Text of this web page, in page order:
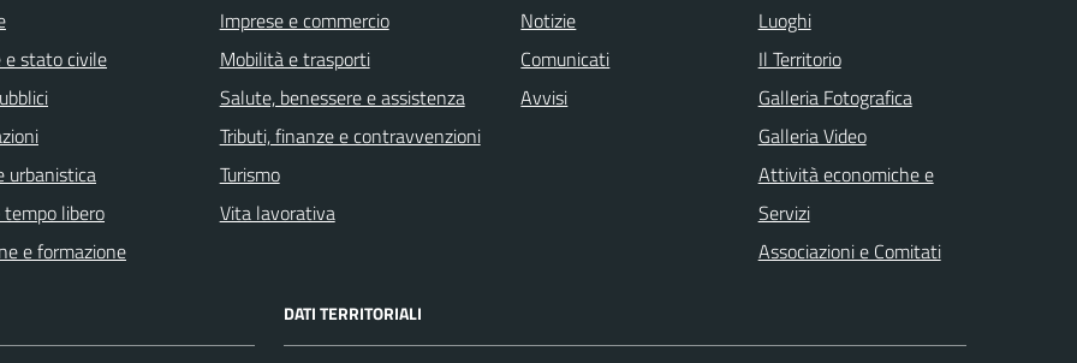
e stato civile
urbanistica
libero
e formazione
Imprese e commercio
Mobilità e trasporti
Salute, benessere e assistenza
Tributi, finanze e contravvenzioni
Turismo
Vita lavorativa
Notizie
Comunicati
Avvisi
Luoghi
Il Territorio
Galleria Fotografica
Galleria Video
Attività economiche e
Servizi
Associazioni e Comitati
DATI TERRITORIALI